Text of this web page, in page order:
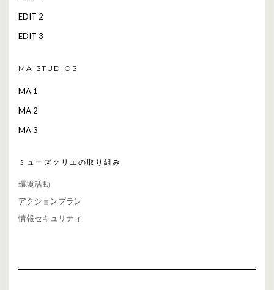
EDIT 2
EDIT 3
MA STUDIOS
MA 1
MA 2
MA 3
ミューズクリエの取り組み
環境活動
アクションプラン
情報セキュリティ